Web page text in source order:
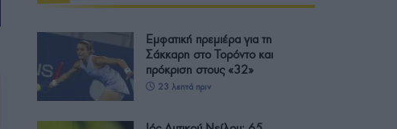
Εμφατική πρεμιέρα για τη
Σάκκαρη στο Τορόντο και
πρόκριση στους «32»
23 λεπτά πριν